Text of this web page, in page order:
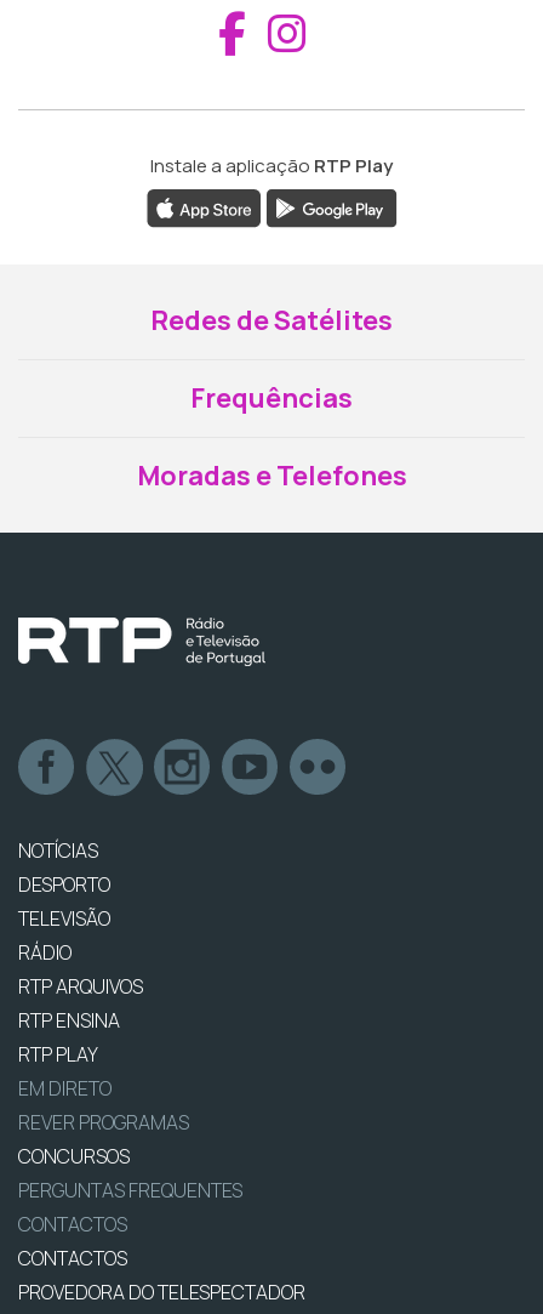
Aceder ao
Instale a aplicação RTP Play
Redes de Satélites
Frequências
Moradas e Telefones
NOTÍCIAS
DESPORTO
TELEVISÃO
RÁDIO
RTP ARQUIVOS
RTP ENSINA
RTP PLAY
EM DIRETO
REVER PROGRAMAS
CONCURSOS
PERGUNTAS FREQUENTES
CONTACTOS
CONTACTOS
PROVEDORA DO TELESPECTADOR